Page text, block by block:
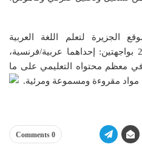
الجزيرة لتعلم اللغة العربية
للناطقين بغيرها أواخر عام 2013 بواجهتين: إحداهما عربية/فرنسية،
في معظم محتواه التعليمي على ما
مقروءة ومسموعة ومرئية.
0 Comments